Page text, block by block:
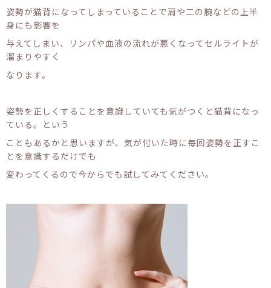
姿勢が猫背になってしまっていることで肩や二の腕などの上半
身にも影響を
与えてしまい、リンパや血液の流れが悪くなってセルライトが
溜まりやすく
なります。
姿勢を正しくすることを意識していても気がつくと猫背になっ
ている。という
こともあるかと思いますが、気が付いた時に毎回姿勢を正すこ
とを意識するだけでも
変わってくるので今からでも試してみてください。